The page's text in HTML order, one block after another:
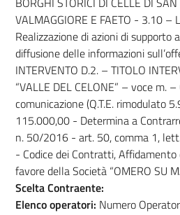
VALMAGGIORE E FAETO - 3.10 –
Realizzazione di azioni di supporto
diffusione delle informazioni
INTERVENTO D.2. – TITOLO
“VALLE DEL CELONE” – voce m.
comunicazione (Q.T.E. rimodulato
115.000,00 - Determina a
n. 50/2016 - art. 50, comma 1,
- Codice dei Contratti, Affidamento
favore della Società “OMERO SU
Scelta Contraente:
Elenco operatori: Numero